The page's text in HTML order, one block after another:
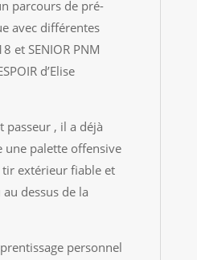
parcours de pré-
avec différentes
et SENIOR PNM
d’Elise
passeur , il a déjà
une palette offensive
extérieur fiable et
dessus de la
personnel